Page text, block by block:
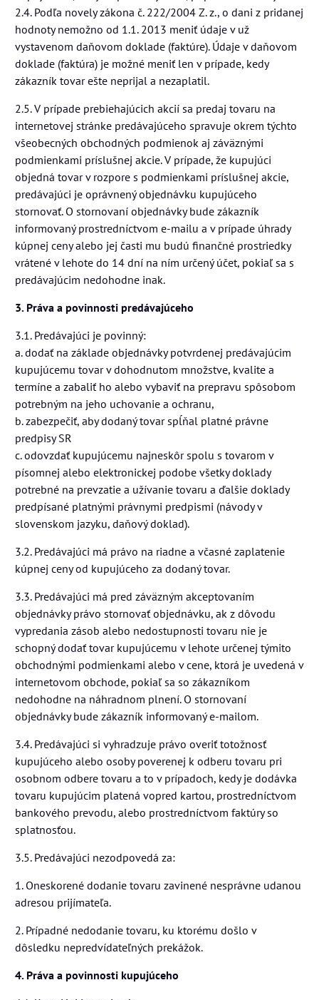
2.4. Podľa novely zákona č. 222/2004 Z. z., o dani z pridanej
hodnoty nemožno od 1.1. 2013 meniť údaje v už
vystavenom daňovom doklade (faktúre). Údaje v daňovom
doklade (faktúra) je možné meniť len v prípade, kedy
zákazník tovar ešte neprijal a nezaplatil.
2.5. V prípade prebiehajúcich akcií sa predaj tovaru na
internetovej stránke predávajúceho spravuje okrem týchto
všeobecných obchodných podmienok aj záväznými
podmienkami príslušnej akcie. V prípade, že kupujúci
objedná tovar v rozpore s podmienkami príslušnej akcie,
predávajúci je oprávnený objednávku kupujúceho
stornovať. O stornovaní objednávky bude zákazník
informovaný prostredníctvom e-mailu a v prípade úhrady
kúpnej ceny alebo jej časti mu budú finančné prostriedky
vrátené v lehote do 14 dní na ním určený účet, pokiaľ sa s
predávajúcim nedohodne inak.
3. Práva a povinnosti predávajúceho
3.1. Predávajúci je povinný:
a. dodať na základe objednávky potvrdenej predávajúcim
kupujúcemu tovar v dohodnutom množstve, kvalite a
termíne a zabaliť ho alebo vybaviť na prepravu spôsobom
potrebným na jeho uchovanie a ochranu,
b. zabezpečiť, aby dodaný tovar spĺňal platné právne
predpisy SR
c. odovzdať kupujúcemu najneskôr spolu s tovarom v
písomnej alebo elektronickej podobe všetky doklady
potrebné na prevzatie a užívanie tovaru a ďalšie doklady
predpísané platnými právnymi predpismi (návody v
slovenskom jazyku, daňový doklad).
3.2. Predávajúci má právo na riadne a včasné zaplatenie
kúpnej ceny od kupujúceho za dodaný tovar.
3.3. Predávajúci má pred záväzným akceptovaním
objednávky právo stornovať objednávku, ak z dôvodu
vypredania zásob alebo nedostupnosti tovaru nie je
schopný dodať tovar kupujúcemu v lehote určenej týmito
obchodnými podmienkami alebo v cene, ktorá je uvedená v
internetovom obchode, pokiaľ sa so zákazníkom
nedohodne na náhradnom plnení. O stornovaní
objednávky bude zákazník informovaný e-mailom.
3.4. Predávajúci si vyhradzuje právo overiť totožnosť
kupujúceho alebo osoby poverenej k odberu tovaru pri
osobnom odbere tovaru a to v prípadoch, kedy je dodávka
tovaru kupujúcim platená vopred kartou, prostredníctvom
bankového prevodu, alebo prostredníctvom faktúry so
splatnosťou.
3.5. Predávajúci nezodpovedá za:
1. Oneskorené dodanie tovaru zavinené nesprávne udanou
adresou prijímateľa.
2. Prípadné nedodanie tovaru, ku ktorému došlo v
dôsledku nepredvídateľných prekážok.
4. Práva a povinnosti kupujúceho